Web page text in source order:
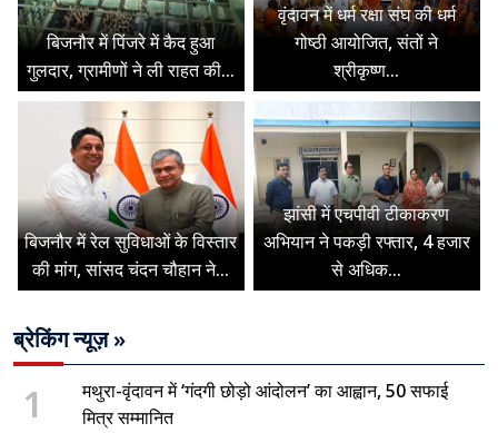
बिजनौर में पिंजरे में कैद हुआ
गुलदार, ग्रामीणों ने ली राहत की...
वृंदावन में धर्म रक्षा संघ की धर्म
गोष्ठी आयोजित, संतों ने
श्रीकृष्ण...
बिजनौर में रेल सुविधाओं के विस्तार
की मांग, सांसद चंदन चौहान ने...
झांसी में एचपीवी टीकाकरण
अभियान ने पकड़ी रफ्तार, 4 हजार
से अधिक...
ब्रेकिंग न्यूज़ »
1
मथुरा-वृंदावन में ‘गंदगी छोड़ो आंदोलन’ का आह्वान, 50 सफाई
मित्र सम्मानित